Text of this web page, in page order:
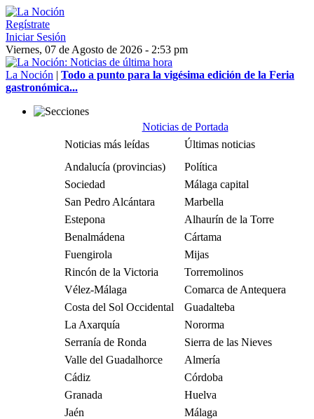
Regístrate
Iniciar Sesión
Viernes, 07 de Agosto de 2026 - 2:53 pm
La Noción | Todo a punto para la vigésima edición de la Feria
gastronómica...
Noticias de Portada
Noticias más leídas
Últimas noticias
Andalucía (provincias)
Política
Sociedad
Málaga capital
San Pedro Alcántara
Marbella
Estepona
Alhaurín de la Torre
Benalmádena
Cártama
Fuengirola
Mijas
Rincón de la Victoria
Torremolinos
Vélez-Málaga
Comarca de Antequera
Costa del Sol Occidental
Guadalteba
La Axarquía
Nororma
Serranía de Ronda
Sierra de las Nieves
Valle del Guadalhorce
Almería
Cádiz
Córdoba
Granada
Huelva
Jaén
Málaga